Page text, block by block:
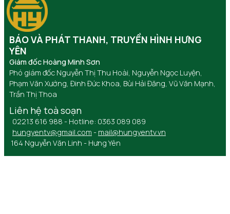
BÁO VÀ PHÁT THANH, TRUYỀN HÌNH HƯNG
YÊN
Giám đốc Hoàng Minh Sơn
Phó giám đốc Nguyễn Thị Thu Hoài, Nguyễn Ngọc Luyện,
Phạm Văn Xướng, Đinh Đức Khoa, Bùi Hải Đăng, Vũ Văn Mạnh,
Trần Thị Thoa
Liên hệ toà soạn
02213 616 988 - Hotline: 0363 089 089
hungyentv@gmail.com - mail@hungyentv.vn
164 Nguyễn Văn Linh - Hưng Yên